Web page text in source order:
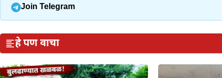
Join Telegram
हे पण वाचा